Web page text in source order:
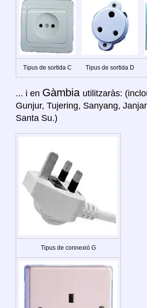
Tipus de sortida C Tipus de sortida D
... i en Gàmbia utilitzaràs:
Gunjur, Tujering, Sanyang,
Santa Su.)
Tipus de connexió G